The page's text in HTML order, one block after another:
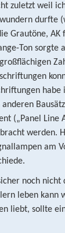
zuletzt weil
durfte
Grautöne,
Ton sorgte
habe
(„Panel Line
werden.
am
noch
leben kann
liebt, sollte